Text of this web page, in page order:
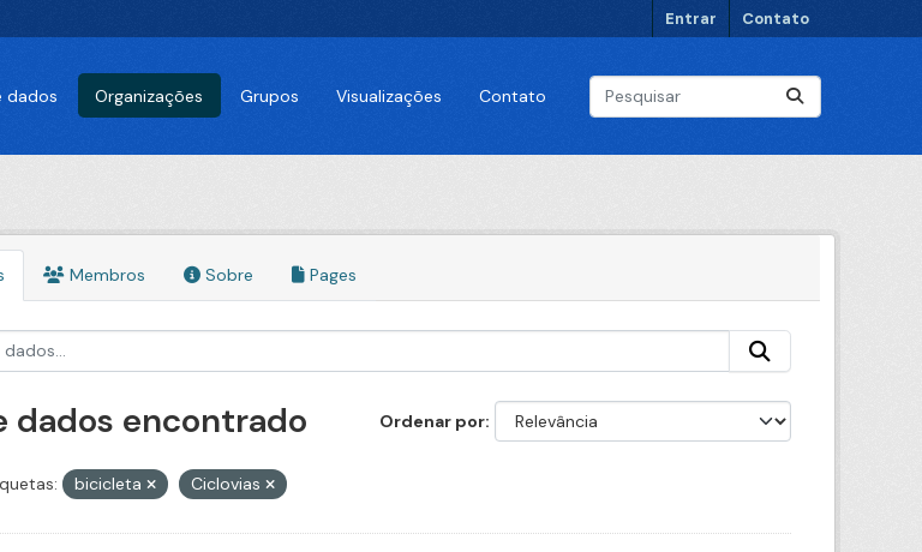
Entrar Contato
dados Organizações Grupos Visualizações Contato
Membros Sobre Pages
Ordenar por
dados encontrado
bicicleta Ciclovias